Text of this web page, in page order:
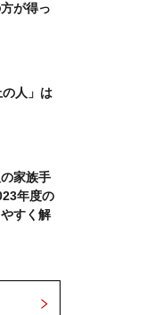
が得っ
人」は
家族手
年度の
すく解